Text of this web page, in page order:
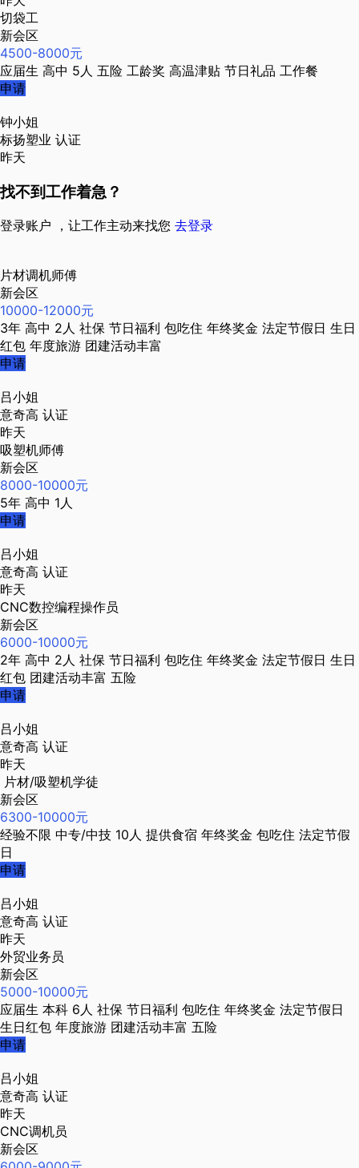
切袋工
新会区
4500-8000元
应届生 高中 5人 五险 工龄奖 高温津贴 节日礼品 工作餐
申请
钟小姐
标扬塑业 认证
昨天
找不到工作着急？
登录账户 ，让工作主动来找您 去登录
片材调机师傅
新会区
10000-12000元
3年 高中 2人 社保 节日福利 包吃住 年终奖金 法定节假日 生日
红包 年度旅游 团建活动丰富
申请
吕小姐
意奇高 认证
昨天
吸塑机师傅
新会区
8000-10000元
5年 高中 1人
申请
吕小姐
意奇高 认证
昨天
CNC数控编程操作员
新会区
6000-10000元
2年 高中 2人 社保 节日福利 包吃住 年终奖金 法定节假日 生日
红包 团建活动丰富 五险
申请
吕小姐
意奇高 认证
昨天
片材/吸塑机学徒
新会区
6300-10000元
经验不限 中专/中技 10人 提供食宿 年终奖金 包吃住 法定节假
日
申请
吕小姐
意奇高 认证
昨天
外贸业务员
新会区
5000-10000元
应届生 本科 6人 社保 节日福利 包吃住 年终奖金 法定节假日
生日红包 年度旅游 团建活动丰富 五险
申请
吕小姐
意奇高 认证
昨天
CNC调机员
新会区